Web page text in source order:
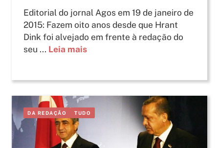
Editorial do jornal Agos em 19 de janeiro de
2015: Fazem oito anos desde que Hrant
Dink foi alvejado em frente à redação do
seu ... Leia mais
DA REDAÇÃO TUDO